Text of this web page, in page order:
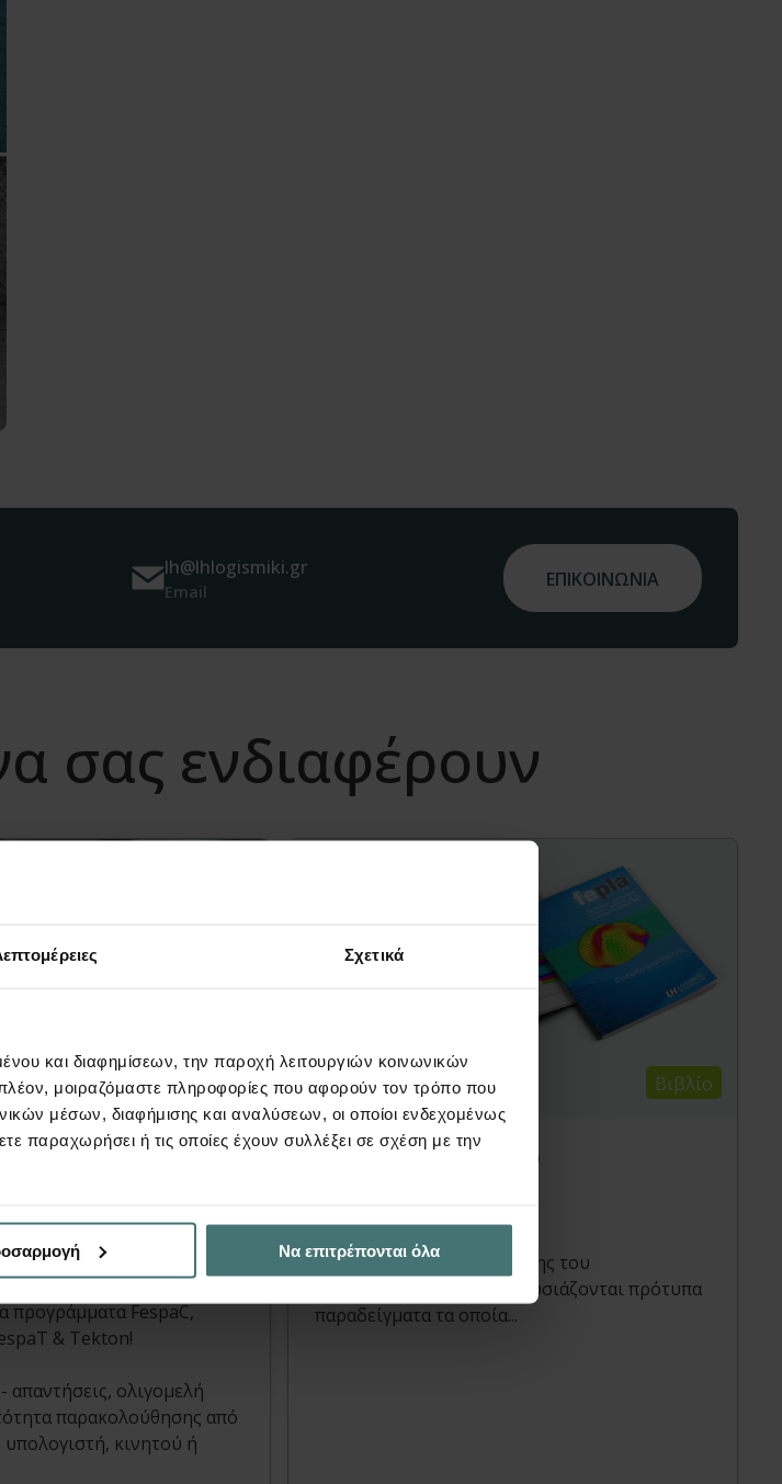
Σχετικά
και διαφημίσεων, την παροχή λειτουργιών κοινωνικών
μοιραζόμαστε πληροφορίες που αφορούν τον τρόπο που
μέσων, διαφήμισης και αναλύσεων, οι οποίοι ενδεχομένως
παραχωρήσει ή τις οποίες έχουν συλλέξει σε σχέση με την
Να επιτρέπονται όλα
lh@lhlogismiki.gr
Email ΕΠΙΚΟΙΝΩΝΙΑ
σας ενδιαφέρουν
Video
Tekton, Συνδέσεις |
καιεκπαιδευτείτεμε
προγράμματα FespaC,
& Tekton!
oλιγομελή
παρακολούθησης από
κινητού ή
Βιβλίο
fepla – Εγχειρίδιο
Fepla & Drill | Βιβλία
Στο εγχειρίδιο επαλήθευσης του
προγράμματος fepla παρουσιάζονται πρότυπα
παραδείγματα τα οποία...